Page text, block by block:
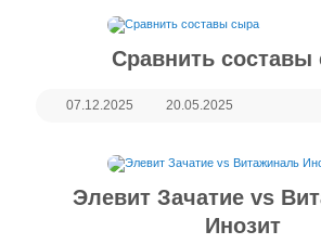
Сравнить составы
07.12.2025 20.05.2025
Элевит Зачатие vs
Инозит